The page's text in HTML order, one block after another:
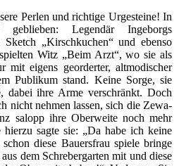
Perlen und richtige Urgesteine! In
Legendär Ingeborgs
„Kirschkuchen“ und ebenso
Witz „Beim Arzt“, wo sie als
mit eigens georderter, altmodischer
Publikum stand. Keine Sorge, sie
dabei ihre Arme verschränkt. Doch
nicht nehmen lassen, sich die Zewa-
salopp ihre Oberweite noch mehr
hierzu sagte sie: „Da habe ich keine
diese Bauersfrau spiele bringe
dem Schrebergarten mit und diese